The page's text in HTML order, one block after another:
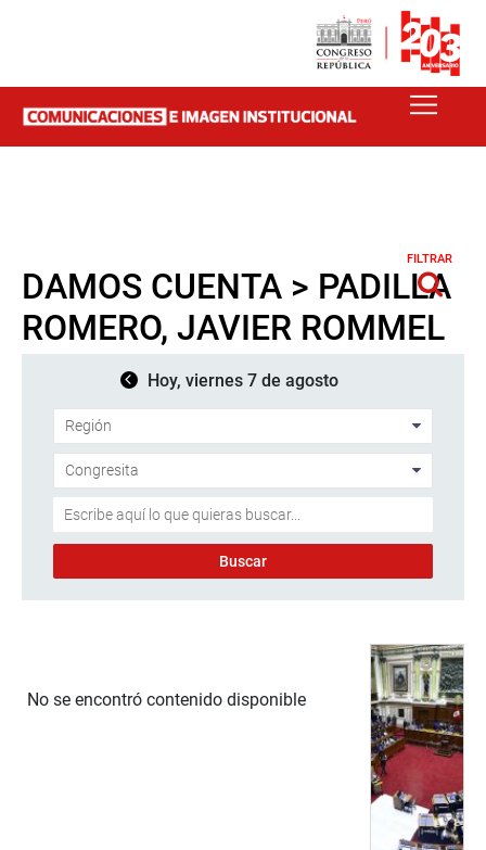
DAMOS CUENTA > PADILLA
ROMERO, JAVIER ROMMEL
FILTRAR
Hoy, viernes 7 de agosto
No se encontró contenido disponible